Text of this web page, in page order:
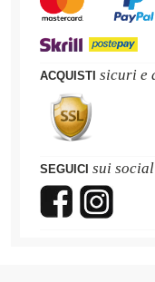
ACQUISTI sicuri e
SEGUICI sui social